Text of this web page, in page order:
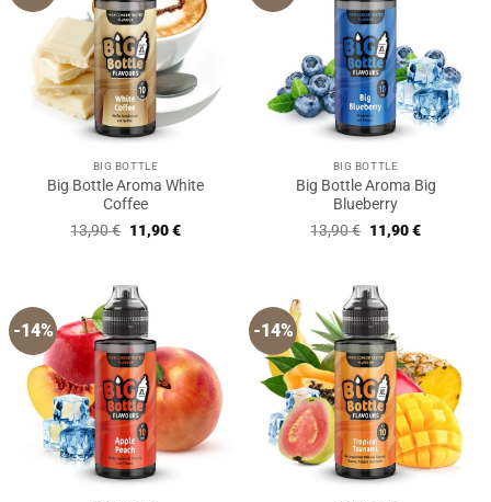
BIG BOTTLE
Big Bottle Aroma White
Coffee
13,90€ Ursprünglicher
Preis
11,90€Aktueller
BIG BOTTLE
Big Bottle Aroma Big
Blueberry
13,90€ Ursprünglicher
Preis
11,90€Aktueller
-14% -14%